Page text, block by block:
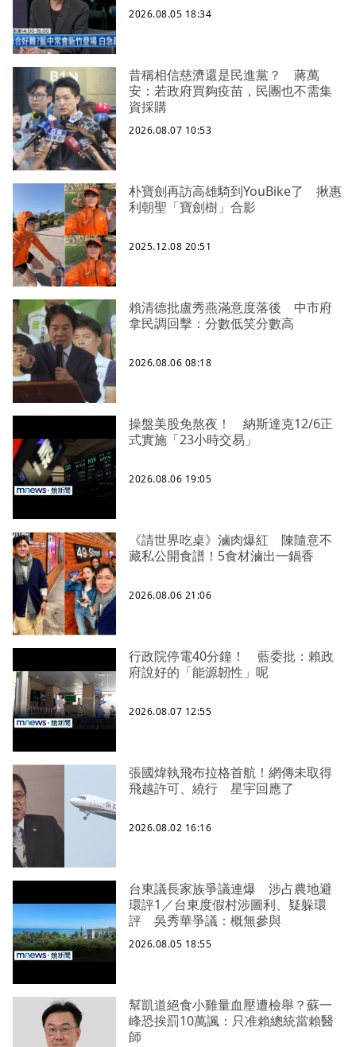
2026.08.05 18:34
昔稱相信慈濟還是民進黨？ 蔣萬
安：若政府買夠疫苗，民團也不需集
資採購
2026.08.07 10:53
朴寶劍再訪高雄騎到YouBike了 揪惠
利朝聖「寶劍樹」合影
2025.12.08 20:51
賴清德批盧秀燕滿意度落後 中市府
拿民調回擊：分數低笑分數高
2026.08.06 08:18
操盤美股免熬夜！ 納斯達克12/6正
式實施「23小時交易」
2026.08.06 19:05
《請世界吃桌》滷肉爆紅 陳隨意不
藏私公開食譜！5食材滷出一鍋香
2026.08.06 21:06
行政院停電40分鐘！ 藍委批：賴政
府說好的「能源韌性」呢
2026.08.07 12:55
張國煒執飛布拉格首航！網傳未取得
飛越許可、繞行 星宇回應了
2026.08.02 16:16
台東議長家族爭議連爆 涉占農地避
環評1／台東度假村涉圖利、疑躲環
評 吳秀華爭議：概無參與
2026.08.05 18:55
幫凱道絕食小雞量血壓遭檢舉？蘇一
峰恐挨罰10萬諷：只准賴總統當賴醫
師